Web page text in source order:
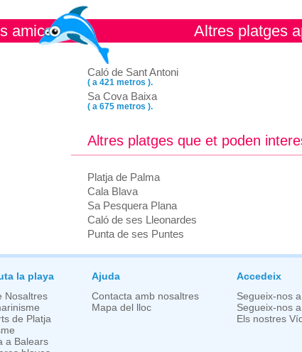
amics Altres platges
Caló de Sant Antoni
( a 421 metros ).
Sa Cova Baixa
( a 675 metros ).
Altres platges que et poden
Platja de Palma
Cala Blava
Sa Pesquera Plana
Caló de ses Lleonardes
Punta de ses Puntes
la playa
Nosaltres
de Platja
a Balears
Ajuda
Contacta amb nosaltres
Mapa del lloc
Accedeix
Segueix-nos
Segueix-nos
Els nostres